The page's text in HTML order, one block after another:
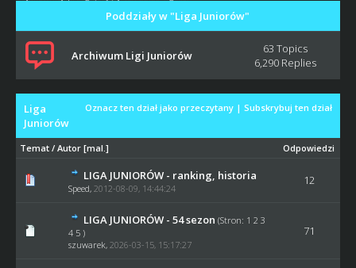
Poddziały w "Liga Juniorów"
Archiwum Ligi Juniorów
63 Topics
6,290 Replies
Oznacz ten dział jako przeczytany| Subskrybuj ten dział
Liga
Juniorów
Temat/ Autor [mal.] Odpowiedzi
LIGA JUNIORÓW - ranking, historia
Speed, 2012-08-09, 14:44:24
12
LIGA JUNIORÓW - 54 sezon (Stron: 1 2 3
4 5 )
szuwarek, 2026-03-15, 15:17:27
71